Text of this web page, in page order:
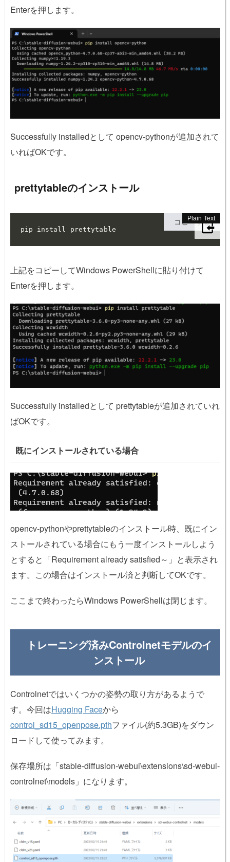
Enterを押します。
Successfully installedとして opencv-pythonが追加されて
いればOKです。
prettytableのインストール
pip install prettytable
コピーする
上記をコピーしてWindows PowerShellに貼り付けて
Enterを押します。
Successfully installedとして prettytableが追加されていれ
ばOKです。
既にインストールされている場合
opencv-pythonやprettytableのインストール時、既にイン
ストールされている場合にもう一度インストールしよう
とすると「Requirement already satisfied～」と表示され
ます。この場合はインストール済と判断してOKです。
ここまで終わったらWindows PowerShellは閉じます。
トレーニング済みControlnetモデルのイ
ンストール
Controlnetではいくつかの姿勢の取り方があるようで
す。今回はHugging Faceから
control_sd15_openpose.pthファイル(約5.3GB)をダウン
ロードして使ってみます。
保存場所は「stable-diffusion-webui\extensions\sd-webui-
controlnet\models」になります。